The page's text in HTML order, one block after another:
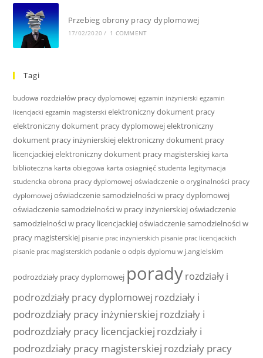
Przebieg obrony pracy dyplomowej
17/02/2020 / 1 COMMENT
Tagi
budowa rozdziałów pracy dyplomowej egzamin inżynierski egzamin
licencjacki egzamin magisterski elektroniczny dokument pracy
elektroniczny dokument pracy dyplomowejelektroniczny
dokument pracy inżynierskiejelektroniczny dokument pracy
licencjackiejelektroniczny dokument pracy magisterskiej karta
biblioteczna karta obiegowa karta osiagnięć studenta legitymacja
studencka obrona pracy dyplomowej oświadczenie o oryginalności pracy
dyplomowej oświadczenie samodzielności w pracy dyplomowej
oświadczenie samodzielności w pracy inżynierskiejoświadczenie
samodzielności w pracy licencjackiejoświadczenie samodzielności w
pracy magisterskiej pisanie prac inżynierskich pisanie prac licencjackich
pisanie prac magisterskich podanie o odpis dyplomu w j.angielskim
podrozdziały pracy dyplomowej poradyrozdziały i
podrozdziały pracy dyplomowej rozdziały i
podrozdziały pracy inżynierskiej rozdziały i
podrozdziały pracy licencjackiej rozdziały i
podrozdziały pracy magisterskiej rozdziały pracy